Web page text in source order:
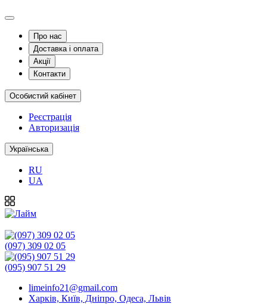
Про нас
Доставка і оплата
Акції
Контакти
Особистий кабінет
Реєстрація
Авторизація
Українська
RU
UA
(097) 309 02 05
(095) 907 51 29
limeinfo21@gmail.com
Харків, Київ, Дніпро, Одеса, Львів